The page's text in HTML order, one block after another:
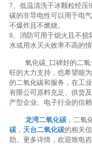
7、低温清洗干冰颗粒经
碳的非导电性可以用于电
不爆炸且不燃烧。
8、消防可用于熄火且不损
水或用水灭火效率不高的
氧化碳_口碑好的二
旺的大力支持，也希望能
的二氧化碳和服务，在工
有限公司原料充足、供货
产型企业、电子行业的信
龙湾二氧化碳 ，二氧
碳 ， 天台二氧化碳的相关
助。更多详情，欢迎致电